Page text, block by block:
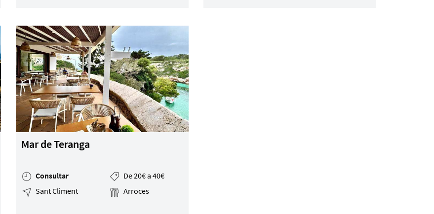
Mar de Teranga
Consultar
De 20€ a 40€
Sant Climent
Arroces